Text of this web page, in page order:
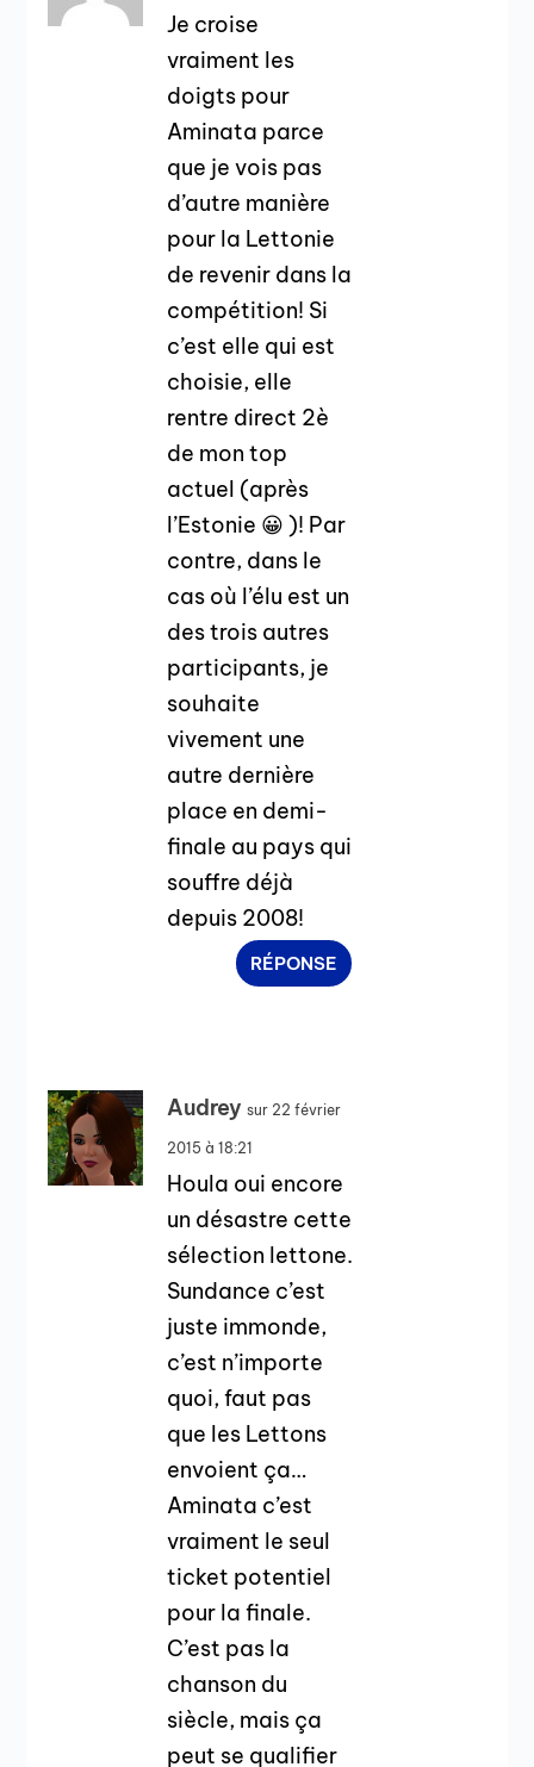
Je croise
vraiment les
doigts pour
Aminata parce
que je vois pas
d’autre manière
pour la Lettonie
de revenir dans la
compétition! Si
c’est elle qui est
choisie, elle
rentre direct 2è
de mon top
actuel (après
l’Estonie 😀 )! Par
contre, dans le
cas où l’élu est un
des trois autres
participants, je
souhaite
vivement une
autre dernière
place en demi-
finale au pays qui
souffre déjà
depuis 2008!
RÉPONSE
Audrey sur 22 février
2015 à 18:21
Houla oui encore
un désastre cette
sélection lettone.
Sundance c’est
juste immonde,
c’est n’importe
quoi, faut pas
que les Lettons
envoient ça…
Aminata c’est
vraiment le seul
ticket potentiel
pour la finale.
C’est pas la
chanson du
siècle, mais ça
peut se qualifier